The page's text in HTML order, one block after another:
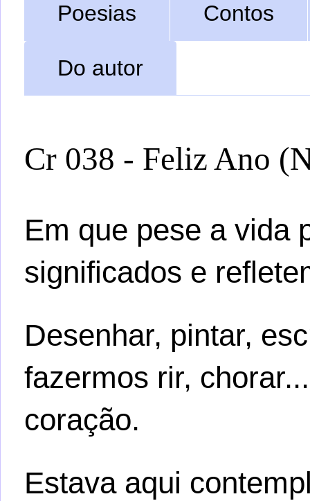
Poesias Contos
Do autor
Cr 038 - Feliz Ano
Em que pese a vida
significados e
Desenhar, pintar,
fazermos rir,
coração.
Estava aqui